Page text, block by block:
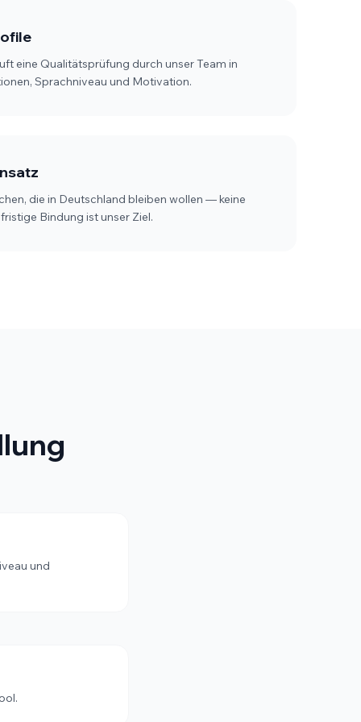
eine Qualitätsprüfung durch unser Team in
Sprachniveau und Motivation.
die in Deutschland bleiben wollen — keine
Bindung ist unser Ziel.
und